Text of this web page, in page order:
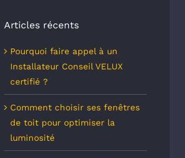
Articles récents
Pourquoi faire appel à un
Installateur Conseil VELUX
certifié ?
Comment choisir ses fenêtres
de toit pour optimiser la
luminosité